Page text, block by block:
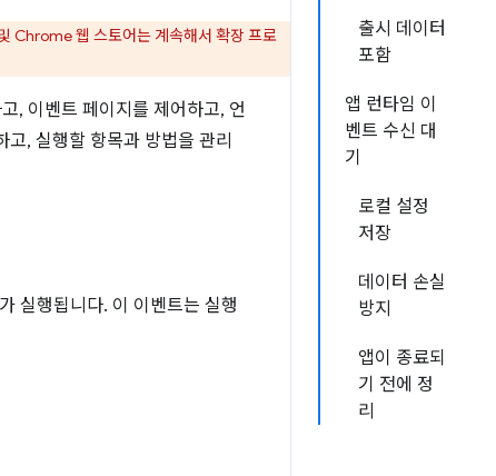
출시 데이터
포함
앱 런타임 이
벤트 수신 대
기
로컬 설정
저장
데이터 손실
방지
앱이 종료되
기 전에 정
리
Chrome 웹 스토어는 계속해서 확장 프로
, 이벤트 페이지를 제어하고, 언
, 실행할 항목과 방법을 관리
실행됩니다. 이 이벤트는 실행